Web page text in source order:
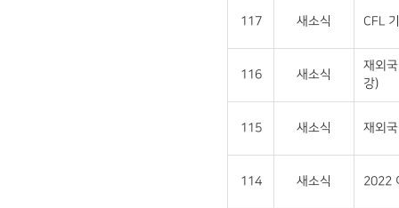
117 새소식 CFL
116 새소식
재외
강)
115 새소식 재외
114 새소식 2022